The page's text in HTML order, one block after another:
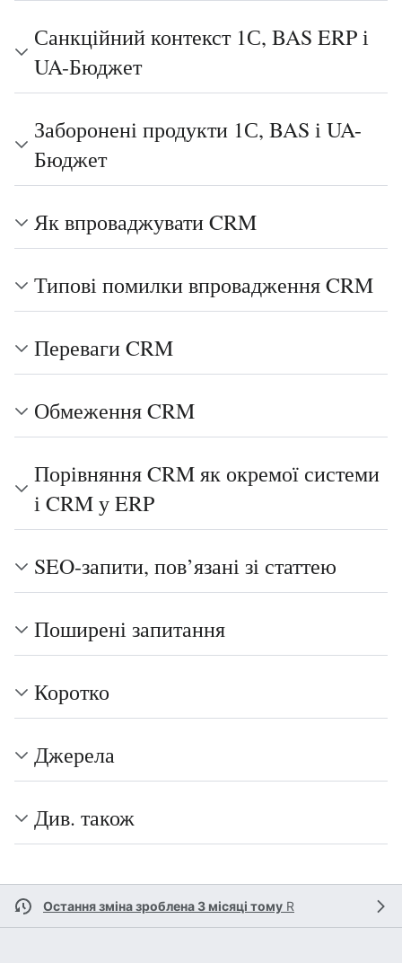
Санкційний контекст 1С, BAS ERP і
UA-Бюджет
Заборонені продукти 1С, BAS і UA-
Бюджет
Як впроваджувати CRM
Типові помилки впровадження CRM
Переваги CRM
Обмеження CRM
Порівняння CRM як окремої системи
і CRM у ERP
SEO-запити, пов’язані зі статтею
Поширені запитання
Коротко
Джерела
Див. також
Остання зміна зроблена 3 місяці тому R